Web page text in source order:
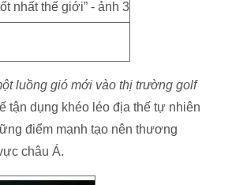
luồng gió mới vào thị trường golf
tận dụng khéo léo địa thế tự nhiên
điểm mạnh tạo nên thương
châu Á.